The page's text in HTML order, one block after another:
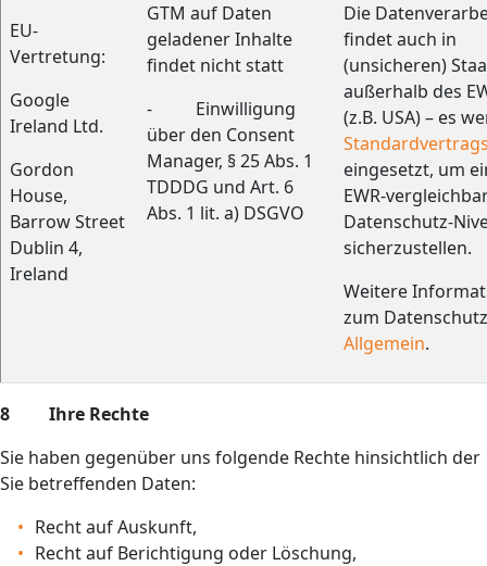
EU-
Vertretung:
Google
Ireland Ltd.
Gordon
House,
Barrow Street
Dublin 4,
Ireland
GTM auf Daten
geladener Inhalte
findet nicht statt
- Einwilligung
über den Consent
Manager, § 25 Abs. 1
TDDDG und Art. 6
Abs. 1 lit. a) DSGVO
Die
findet auch in
(unsicheren)
außerhalb des
(z.B. USA) – es
eingesetzt, um
EWR-
Datenschutz-
sicherzustellen.
Weitere
zum
Allgemein.
8 Ihre Rechte
Sie haben gegenüber uns folgende Rechte hinsichtlich der
Sie betreffenden Daten:
Recht auf Auskunft,
Recht auf Berichtigung oder Löschung,